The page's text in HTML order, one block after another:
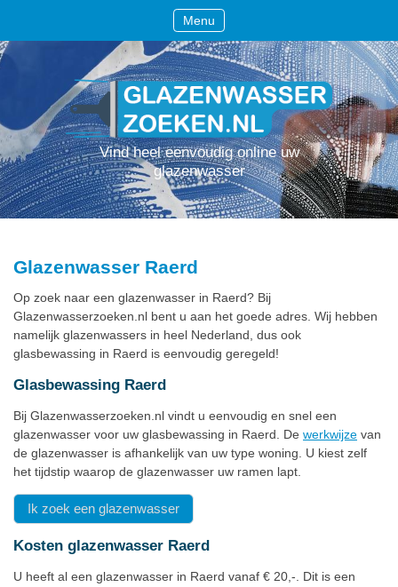
Menu
Vind heel eenvoudig online uw
glazenwasser
Glazenwasser Raerd
Op zoek naar een glazenwasser in Raerd? Bij
Glazenwasserzoeken.nl bent u aan het goede adres. Wij hebben
namelijk glazenwassers in heel Nederland, dus ook
glasbewassing in Raerd is eenvoudig geregeld!
Glasbewassing Raerd
Bij Glazenwasserzoeken.nl vindt u eenvoudig en snel een
glazenwasser voor uw glasbewassing in Raerd. De werkwijze van
de glazenwasser is afhankelijk van uw type woning. U kiest zelf
het tijdstip waarop de glazenwasser uw ramen lapt.
Ik zoek een glazenwasser
Kosten glazenwasser Raerd
U heeft al een glazenwasser in Raerd vanaf € 20,-. Dit is een